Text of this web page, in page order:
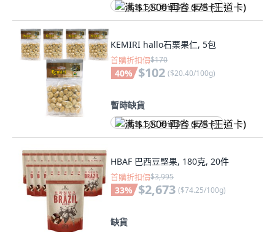
满 $1,500 再省 $75 (王道卡)
KEMIRI hallo石栗果仁, 5包
首購折扣價$170
40% $102 ($20.40/100g)
暫時缺貨
满 $1,500 再省 $75 (王道卡)
HBAF 巴西豆堅果, 180克, 20件
首購折扣價$3,995
33% $2,673 ($74.25/100g)
缺貨